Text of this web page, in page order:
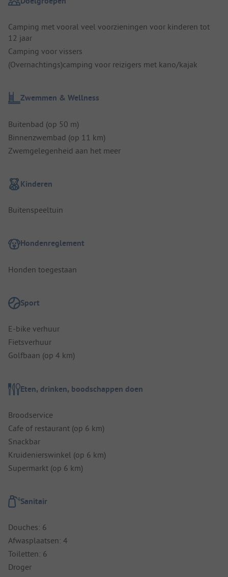
Camping met vooral veel voorzieningen voor kinderen tot
12 jaar
Camping voor vissers
(Overnachtings)camping voor reizigers met kano/kajak
Zwemmen & Wellness
Buitenbad (op 50 m)
Binnenzwembad (op 11 km)
Zwemgelegenheid aan het meer
Kinderen
Buitenspeeltuin
Hondenreglement
Honden toegestaan
Sport
E-bike verhuur
Fietsverhuur
Golfbaan (op 4 km)
Eten, drinken, boodschappen doen
Broodservice
Cafe of restaurant (op 6 km)
Snackbar
Kruidenierswinkel (op 6 km)
Supermarkt (op 6 km)
Sanitair
Douches: 6
Afwasplaatsen: 4
Toiletten: 6
Droger